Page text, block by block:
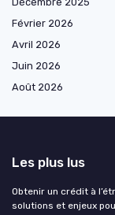
Février 2026
Avril 2026
Juin 2026
Août 2026
Les plus lus
Obtenir un crédit à
solutions et enjeux